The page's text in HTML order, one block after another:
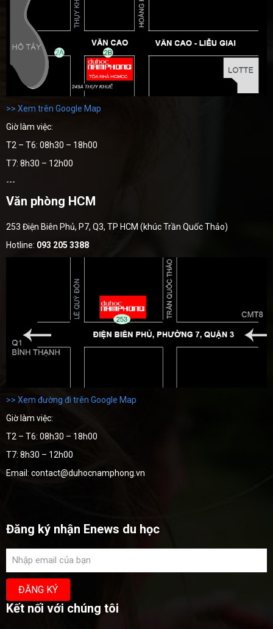
>> Xem trên Google Map
Giờ làm việc:
T2 – T6: 08h30 – 18h00
T7: 8h30 – 12h00
---
Văn phòng HCM
253 Điện Biên Phủ, P7, Q3, TP HCM (khúc Trần Quốc Thảo)
Hotline: 093 205 3388
>> Xem đường đi trên Google Map
Giờ làm việc:
T2 – T6: 08h30 – 18h00
T7: 8h30 – 12h00
Email: contact@duhocnamphong.vn
Đăng ký nhận Enews du học
Kết nối với chúng tôi